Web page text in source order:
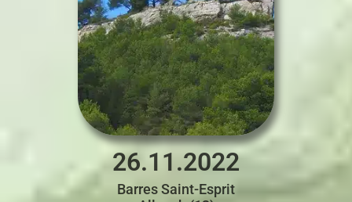
26.11.2022
Barres Saint-Esprit